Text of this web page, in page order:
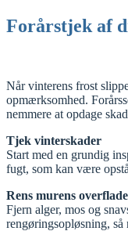
Forårstjek af
Når vinterens frost
opmærksomhed.
nemmere at opdage
Tjek vinterskader
Start med en grundig
fugt, som kan være
Rens murens overflade
Fjern alger, mos og
rengøringsopløsning,